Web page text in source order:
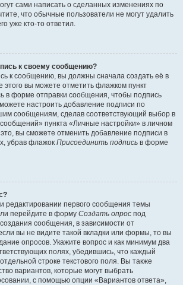
сами написать о сделанных изменениях по
что обычные пользователи не могут удалить
уже кто-то ответил.
к своему сообщению?
к сообщению, вы должны сначала создать её в
этого вы можете отметить флажком пункт
в форме отправки сообщения, чтобы подпись
настроить добавление подписи по
сообщениям, сделав соответствующий выбор в
пункта «Личные настройки» в личном
вы сможете отменить добавление подписи в
убрав флажок Присоединить подпись в форме
редактировании первого сообщения темы
перейдите в форму Создать опрос под
сообщения, в зависимости от
вы не видите такой вкладки или формы, то вы
опросов. Укажите вопрос и как минимум два
полях, убедившись, что каждый
строке текстового поля. Вы также
вариантов, которые могут выбрать
с помощью опции «Вариантов ответа»,